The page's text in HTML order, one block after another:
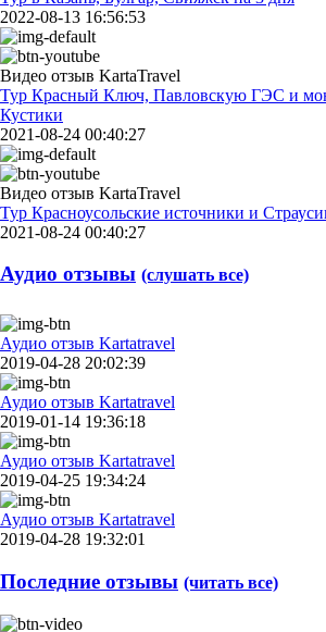
2022-08-13 16:56:53
Видео отзыв KartaTravel
Тур Красный Ключ, Павловскую ГЭС и
Кустики
2021-08-24 00:40:27
Видео отзыв KartaTravel
Тур Красноусольские источники и
2021-08-24 00:40:27
Аудио отзывы (слушать все)
Аудио отзыв Kartatravel
2019-04-28 20:02:39
Аудио отзыв Kartatravel
2019-01-14 19:36:18
Аудио отзыв Kartatravel
2019-04-25 19:34:24
Аудио отзыв Kartatravel
2019-04-28 19:32:01
Последние отзывы (читать все)